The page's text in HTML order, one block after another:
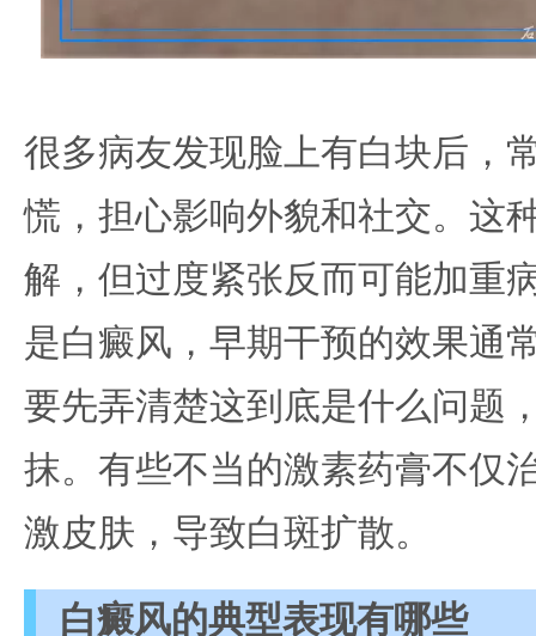
很多病友发现脸上有白块后，
慌，担心影响外貌和社交。这
解，但过度紧张反而可能加重
是白癜风，早期干预的效果通
要先弄清楚这到底是什么问题
抹。有些不当的激素药膏不仅
激皮肤，导致白斑扩散。
白癜风的典型表现有哪些